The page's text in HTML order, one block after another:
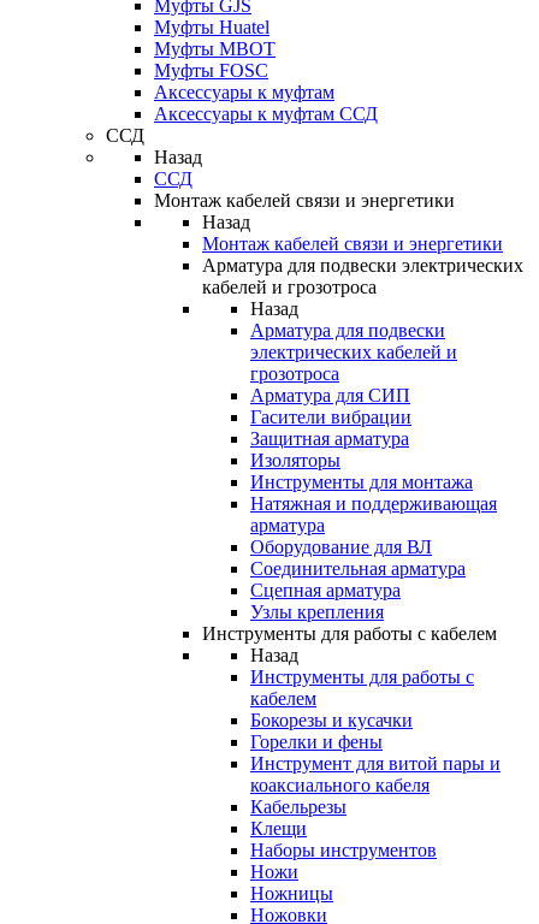
Муфты GJS
Муфты Huatel
Муфты МВОТ
Муфты FOSC
Аксессуары к муфтам
Аксессуары к муфтам ССД
ССД
Назад
ССД
Монтаж кабелей связи и энергетики
Назад
Монтаж кабелей связи и энергетики
Арматура для подвески электрических
кабелей и грозотроса
Назад
Арматура для подвески
электрических кабелей и
грозотроса
Арматура для СИП
Гасители вибрации
Защитная арматура
Изоляторы
Инструменты для монтажа
Натяжная и поддерживающая
арматура
Оборудование для ВЛ
Соединительная арматура
Сцепная арматура
Узлы крепления
Инструменты для работы с кабелем
Назад
Инструменты для работы с
кабелем
Бокорезы и кусачки
Горелки и фены
Инструмент для витой пары и
коаксиального кабеля
Кабельрезы
Клещи
Наборы инструментов
Ножи
Ножницы
Ножовки